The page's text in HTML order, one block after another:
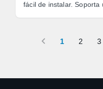
fácil de instalar. Soporta
1 2 3